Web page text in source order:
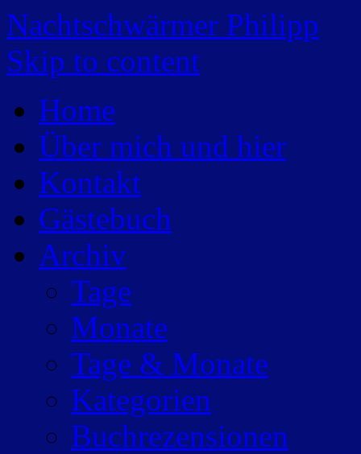
Nachtschwärmer Philipp
Skip to content
Home
Über mich und hier
Kontakt
Gästebuch
Archiv
Tage
Monate
Tage & Monate
Kategorien
Buchrezensionen